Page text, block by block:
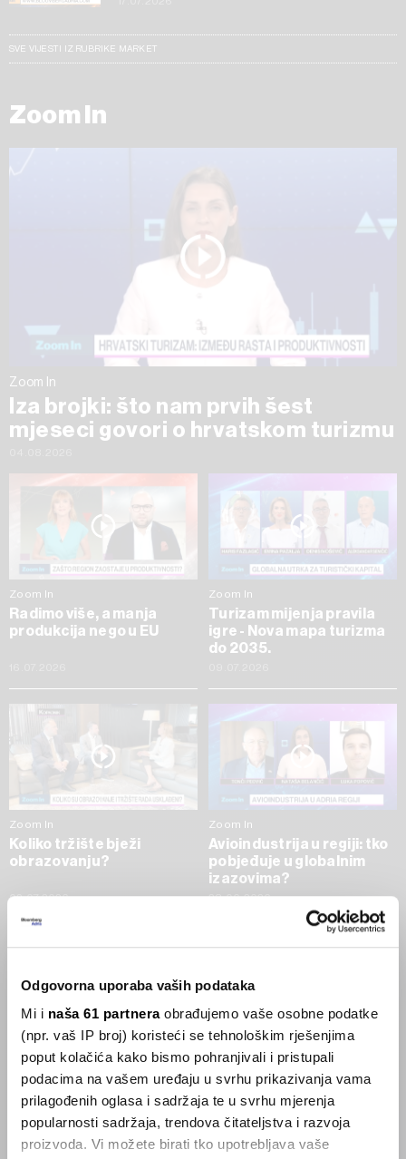
Odgovorna uporaba vaših podataka
Mi i naša 61 partneraobrađujemo vaše osobne podatke
(npr. vaš IP broj) koristeći se tehnološkim rješenjima
poput kolačića kako bismo pohranjivali i pristupali
podacima na vašem uređaju u svrhu prikazivanja vama
prilagođenih oglasa i sadržaja te u svrhu mjerenja
popularnosti sadržaja, trendova čitateljstva i razvoja
proizvoda. Vi možete birati tko upotrebljava vaše
SVE VIJESTI IZ RUBRIKE MARKET
Zoom In
Zoom In
Iza brojki: što nam prvih šest
mjeseci govori o hrvatskom turizmu
Zoom In
Radimo više, a manja
produkcija nego u EU
Zoom In
Turizam mijenja pravila
igre - Nova mapa turizma
do 2035.
Zoom In
Koliko tržište bježi
obrazovanju?
02.07.2026
Zoom In
Avioindustrija u regiji: tko
pobjeđuje u globalnim
izazovima?
23.06.2026
SVE VIJESTI IZ RUBRIKE ZOOM IN
Businessweek Adria
Korisnici GLP-1 lijekova mršave,
ekonomija se deblja
Visok trošak selidbe kompanija iz Kine